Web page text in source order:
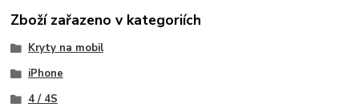
Zboží zařazeno v kategoriích
Kryty na mobil
iPhone
4 / 4S